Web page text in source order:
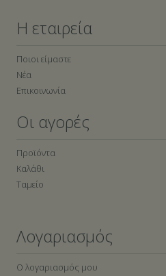
Η εταιρεία
Ποιοι είμαστε
Νέα
Επικοινωνία
Οι αγορές
Προϊόντα
Καλάθι
Ταμείο
Λογαριασμός
Ο λογαριασμός μου